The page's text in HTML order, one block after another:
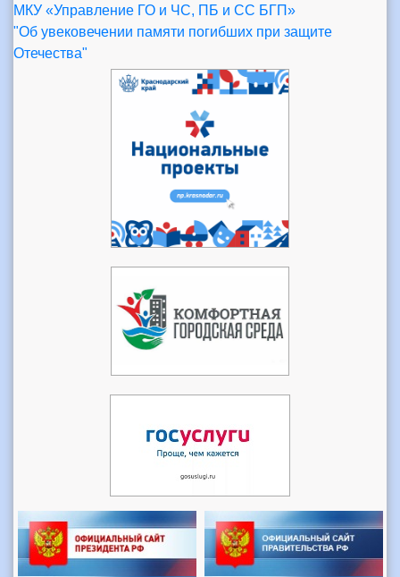
МКУ «Управление ГО и ЧС, ПБ и СС БГП»
"Об увековечении памяти погибших при защите
Отечества"